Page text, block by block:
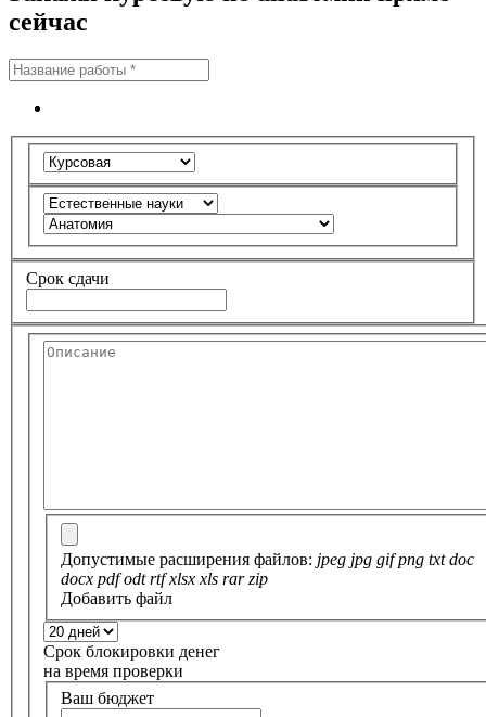
сейчас
Срок сдачи
Допустимые расширения файлов: jpeg jpg gif png txt doc
docx pdf odt rtf xlsx xls rar zip
Добавить файл
Срок блокировки денег
на время проверки
Ваш бюджет